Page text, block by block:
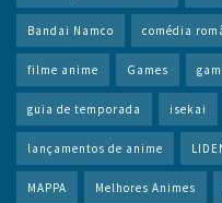
Bandai Namco comédia
filme anime Games
guia de temporada isekai
lançamentos de anime
MAPPA Melhores Animes